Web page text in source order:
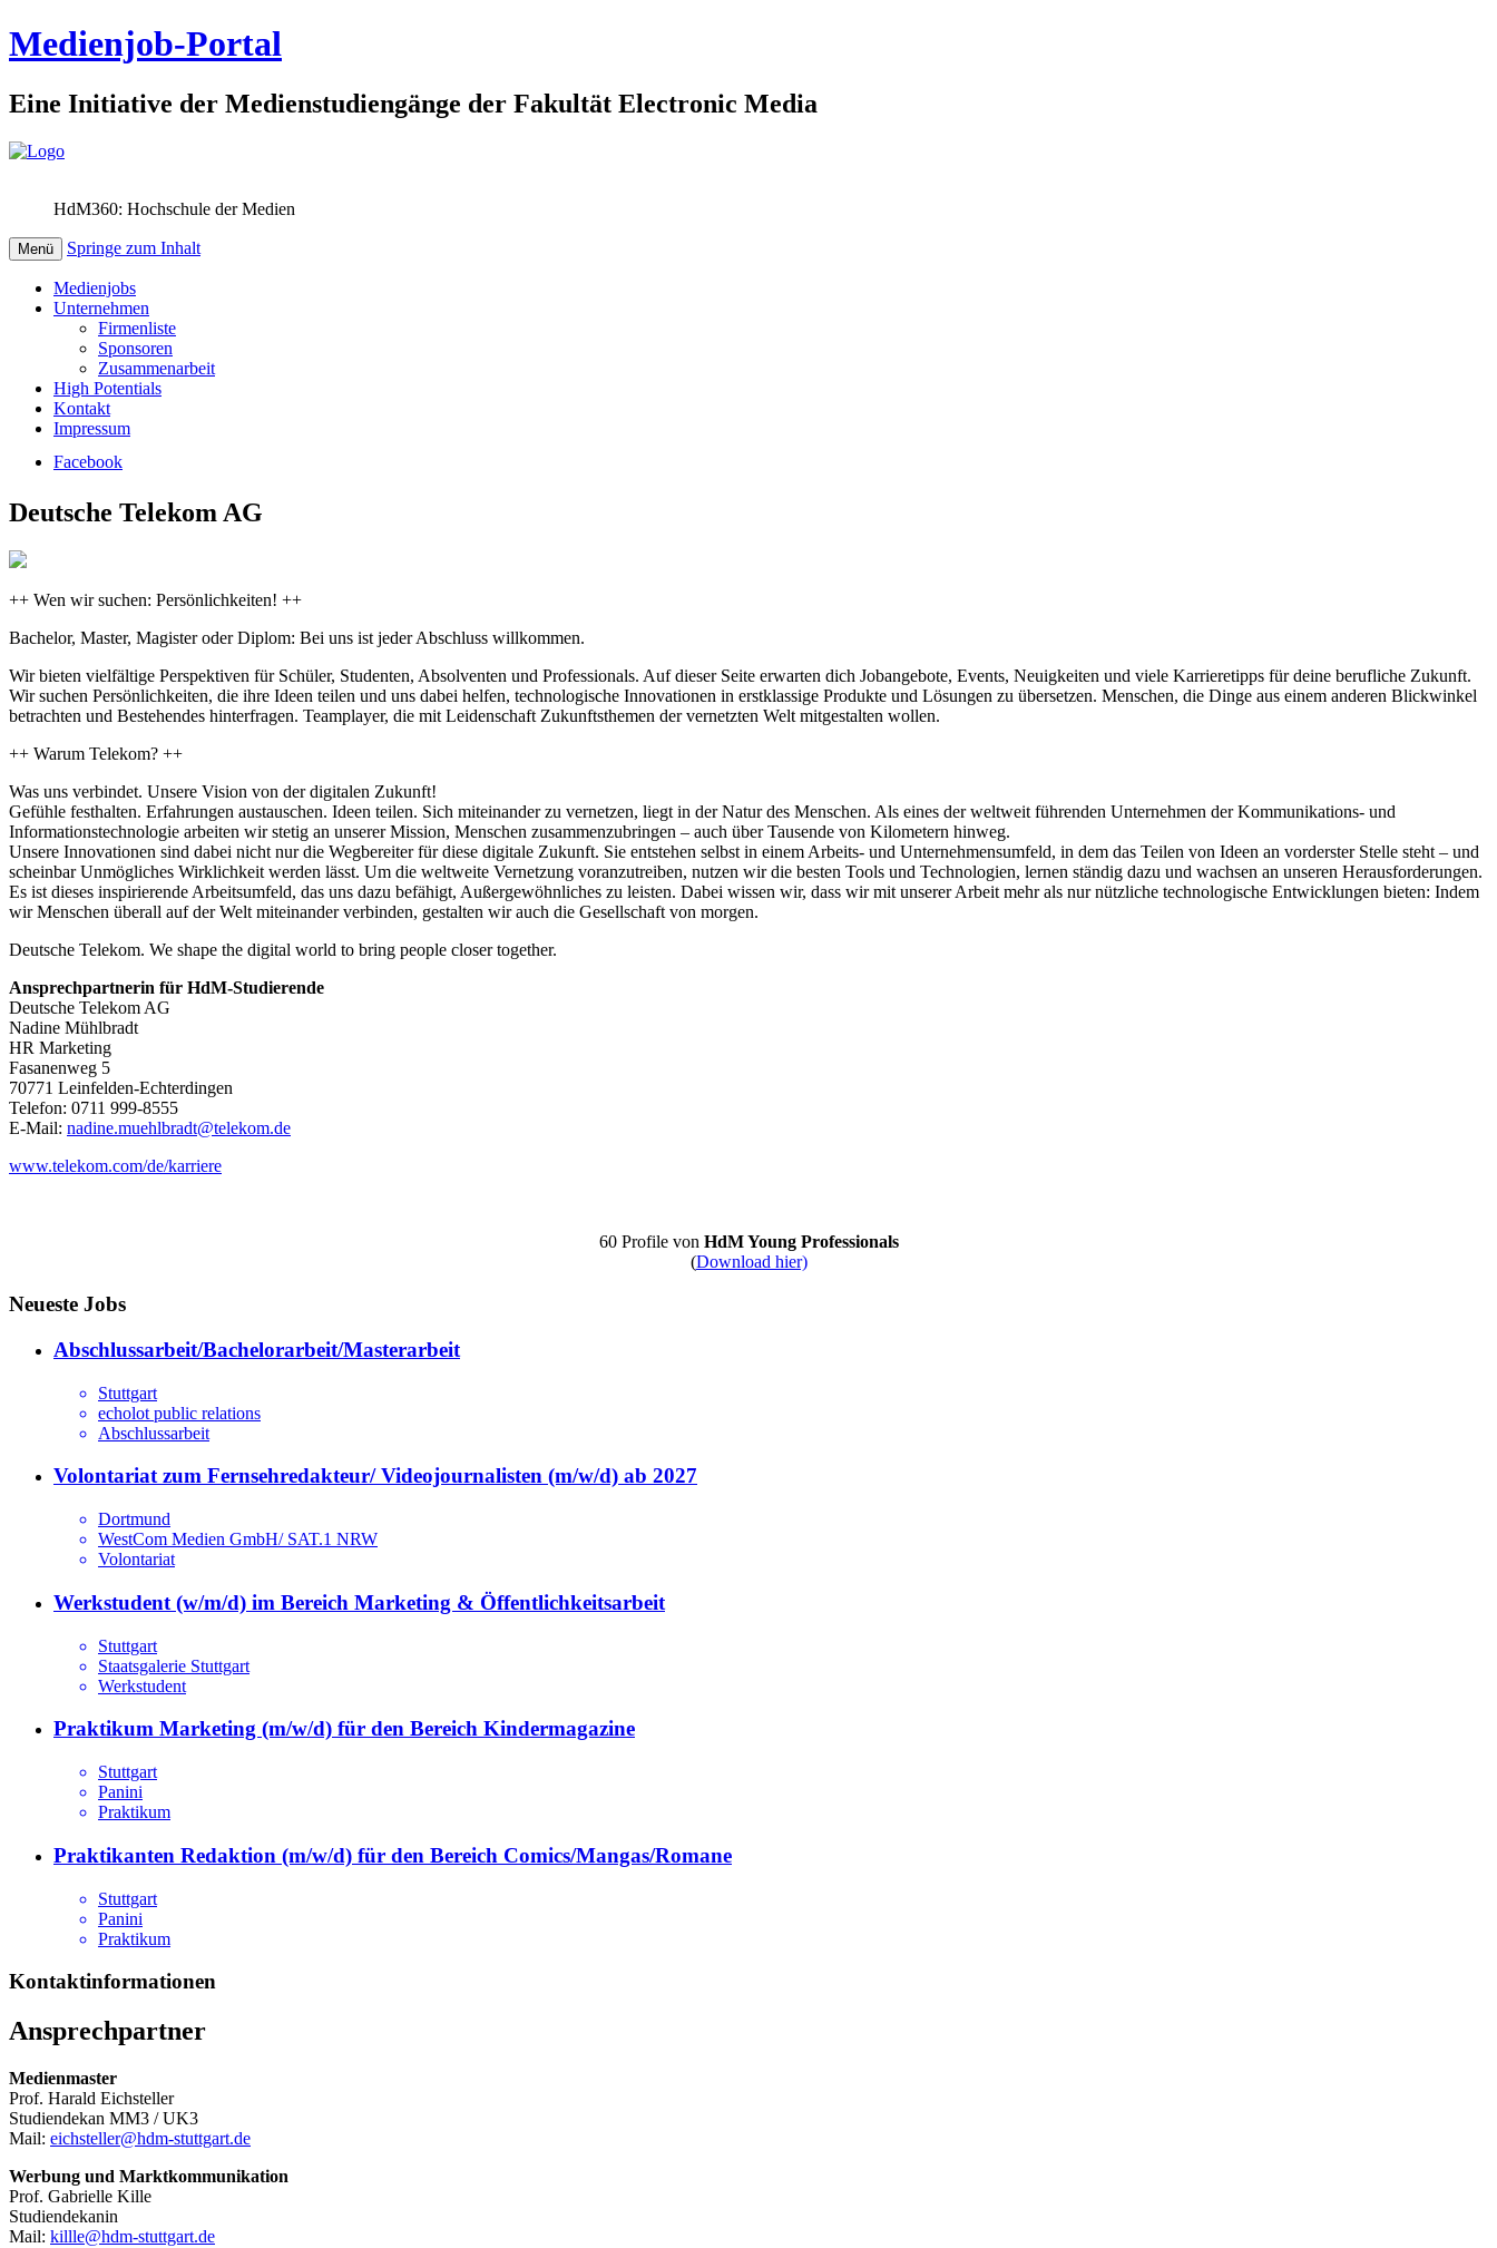
Medienjob-Portal
Eine Initiative der Medienstudiengänge der Fakultät Electronic Media
HdM360: Hochschule der Medien
Menü Springe zum Inhalt
Medienjobs
Unternehmen
Firmenliste
Sponsoren
Zusammenarbeit
High Potentials
Kontakt
Impressum
Facebook
Deutsche Telekom AG
++ Wen wir suchen: Persönlichkeiten! ++
Bachelor, Master, Magister oder Diplom: Bei uns ist jeder Abschluss willkommen.
Wir bieten vielfältige Perspektiven für Schüler, Studenten, Absolventen und Professionals. Auf dieser Seite erwarten dich Jobangebote, Events, Neuigkeiten und viele Karrieretipps für deine berufliche Zukunft.
Wir suchen Persönlichkeiten, die ihre Ideen teilen und uns dabei helfen, technologische Innovationen in erstklassige Produkte und Lösungen zu übersetzen. Menschen, die Dinge aus einem anderen Blickwinkel
betrachten und Bestehendes hinterfragen. Teamplayer, die mit Leidenschaft Zukunftsthemen der vernetzten Welt mitgestalten wollen.
++ Warum Telekom? ++
Was uns verbindet. Unsere Vision von der digitalen Zukunft!
Gefühle festhalten. Erfahrungen austauschen. Ideen teilen. Sich miteinander zu vernetzen, liegt in der Natur des Menschen. Als eines der weltweit führenden Unternehmen der Kommunikations- und
Informationstechnologie arbeiten wir stetig an unserer Mission, Menschen zusammenzubringen – auch über Tausende von Kilometern hinweg.
Unsere Innovationen sind dabei nicht nur die Wegbereiter für diese digitale Zukunft. Sie entstehen selbst in einem Arbeits- und Unternehmensumfeld, in dem das Teilen von Ideen an vorderster Stelle steht – und
scheinbar Unmögliches Wirklichkeit werden lässt. Um die weltweite Vernetzung voranzutreiben, nutzen wir die besten Tools und Technologien, lernen ständig dazu und wachsen an unseren Herausforderungen.
Es ist dieses inspirierende Arbeitsumfeld, das uns dazu befähigt, Außergewöhnliches zu leisten. Dabei wissen wir, dass wir mit unserer Arbeit mehr als nur nützliche technologische Entwicklungen bieten: Indem
wir Menschen überall auf der Welt miteinander verbinden, gestalten wir auch die Gesellschaft von morgen.
Deutsche Telekom. We shape the digital world to bring people closer together.
Ansprechpartnerin für HdM-Studierende
Deutsche Telekom AG
Nadine Mühlbradt
HR Marketing
Fasanenweg 5
70771 Leinfelden-Echterdingen
Telefon: 0711 999-8555
E-Mail: nadine.muehlbradt@telekom.de
www.telekom.com/de/karriere
60 Profile von HdM Young Professionals
(Download hier)
Neueste Jobs
Abschlussarbeit/Bachelorarbeit/Masterarbeit
Stuttgart
echolot public relations
Abschlussarbeit
Volontariat zum Fernsehredakteur/ Videojournalisten (m/w/d) ab 2027
Dortmund
WestCom Medien GmbH/ SAT.1 NRW
Volontariat
Werkstudent (w/m/d) im Bereich Marketing & Öffentlichkeitsarbeit
Stuttgart
Staatsgalerie Stuttgart
Werkstudent
Praktikum Marketing (m/w/d) für den Bereich Kindermagazine
Stuttgart
Panini
Praktikum
Praktikanten Redaktion (m/w/d) für den Bereich Comics/Mangas/Romane
Stuttgart
Panini
Praktikum
Kontaktinformationen
Ansprechpartner
Medienmaster
Prof. Harald Eichsteller
Studiendekan MM3 / UK3
Mail: eichsteller@hdm-stuttgart.de
Werbung und Marktkommunikation
Prof. Gabrielle Kille
Studiendekanin
Mail: killle@hdm-stuttgart.de